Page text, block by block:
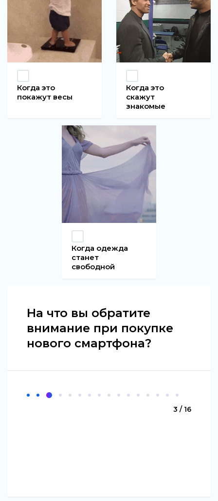
Когда это
покажут весы
Когда это
скажут
знакомые
Когда одежда
станет
свободной
На что вы обратите
внимание при покупке
нового смартфона?
3 / 16